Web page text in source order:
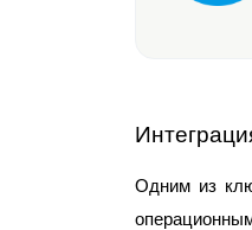
Одним из